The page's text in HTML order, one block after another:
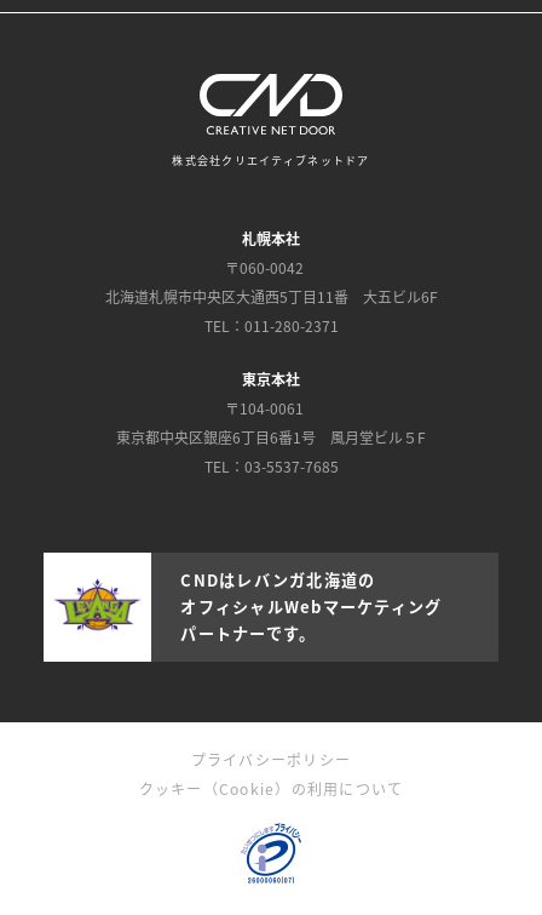
株式会社クリエイティブネットドア
札幌本社
〒060-0042
北海道札幌市中央区大通西5丁目11番 大五ビル6F
TEL：011-280-2371
東京本社
〒104-0061
東京都中央区銀座6丁目6番1号 風月堂ビル５F
TEL：03-5537-7685
CNDはレバンガ北海道の
オフィシャルWebマーケティング
パートナーです。
プライバシーポリシー
クッキー（Cookie）の利用について